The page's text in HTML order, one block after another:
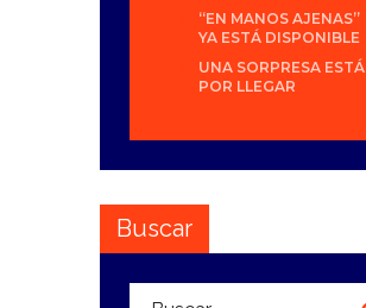
“EN MANOS AJENAS”
YA ESTÁ DISPONIBLE
UNA SORPRESA ESTÁ
POR LLEGAR
Buscar
Buscar: